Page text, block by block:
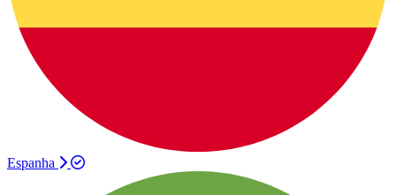
Espanha